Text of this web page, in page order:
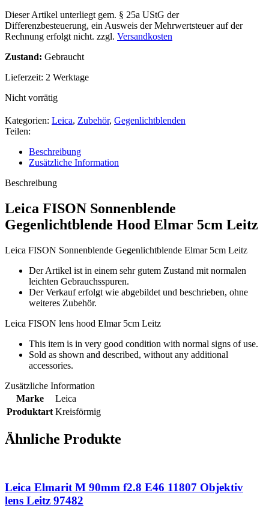
Dieser Artikel unterliegt gem. § 25a UStG der
Differenzbesteuerung, ein Ausweis der Mehrwertsteuer auf der
Rechnung erfolgt nicht. zzgl. Versandkosten
Zustand: Gebraucht
Lieferzeit: 2 Werktage
Nicht vorrätig
Kategorien: Leica, Zubehör, Gegenlichtblenden
Teilen:
Beschreibung
Zusätzliche Information
Beschreibung
Leica FISON Sonnenblende
Gegenlichtblende Hood Elmar 5cm Leitz
Leica FISON Sonnenblende Gegenlichtblende Elmar 5cm Leitz
Der Artikel ist in einem sehr gutem Zustand mit normalen
leichten Gebrauchsspuren.
Der Verkauf erfolgt wie abgebildet und beschrieben, ohne
weiteres Zubehör.
Leica FISON lens hood Elmar 5cm Leitz
This item is in very good condition with normal signs of use.
Sold as shown and described, without any additional
accessories.
Zusätzliche Information
Marke
Leica
Produktart Kreisförmig
Ähnliche Produkte
Leica Elmarit M 90mm f2.8 E46 11807 Objektiv
lens Leitz 97482